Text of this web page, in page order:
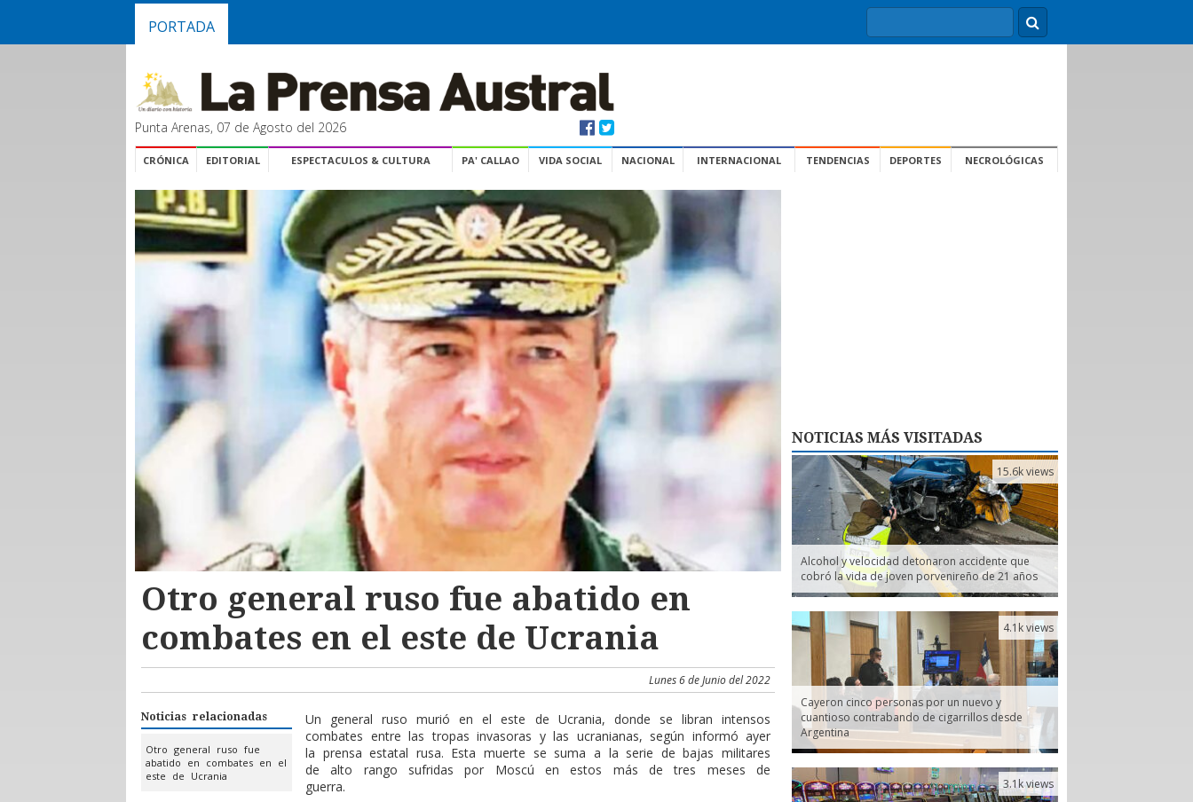
PORTADA
Punta Arenas, 07 de Agosto del 2026
CRÓNICA EDITORIAL ESPECTACULOS & CULTURA PA' CALLAO VIDA SOCIAL NACIONAL INTERNACIONAL TENDENCIAS DEPORTES NECROLÓGICAS
Otro general ruso fue abatido en
combates en el este de Ucrania
Lunes 6 de Junio del 2022
Noticias relacionadas
Otro general ruso fue
abatido en combates en el
este de Ucrania
Un general ruso murió en el este de Ucrania, donde se libran intensos
combates entre las tropas invasoras y las ucranianas, según informó ayer
la prensa estatal rusa. Esta muerte se suma a la serie de bajas militares
de alto rango sufridas por Moscú en estos más de tres meses de
guerra.
NOTICIAS MÁS VISITADAS
Alcohol y velocidad detonaron accidente que
cobró la vida de joven porvenireño de 21 años
15.6k views
Cayeron cinco personas por un nuevo y
cuantioso contrabando de cigarrillos desde
Argentina
4.1k views
3.1k views